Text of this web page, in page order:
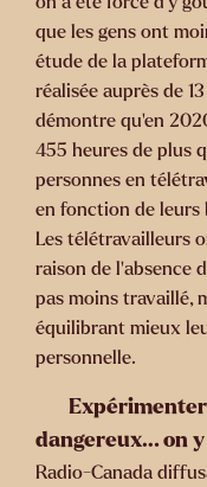
que les gens ont
étude de la
réalisée auprès de
démontre qu’en
455 heures de plus
personnes en
en fonction de leurs
Les télétravailleurs
raison de l’absence
pas moins travaillé,
équilibrant mieux
personnelle.
Expérimenter
dangereux… on
Radio-Canada